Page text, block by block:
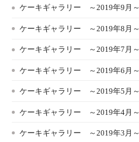
ケーキギャラリー ～2019年9月～
ケーキギャラリー ～2019年8月～
ケーキギャラリー ～2019年7月～
ケーキギャラリー ～2019年6月～
ケーキギャラリー ～2019年5月～
ケーキギャラリー ～2019年4月～
ケーキギャラリー ～2019年3月～